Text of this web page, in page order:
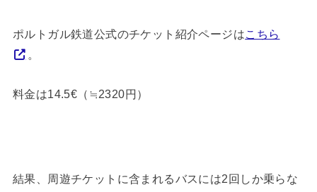
ポルトガル鉄道公式のチケット紹介ページはこちら
。
料金は14.5€（≒2320円）
結果、周遊チケットに含まれるバスには2回しか乗らな